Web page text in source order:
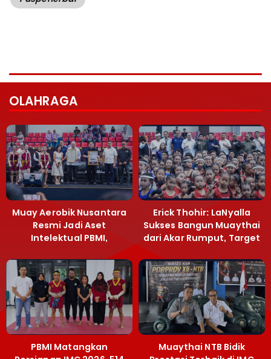
OLAHRAGA
Muay Aerobik Nusantara
Resmi Jadi Aset
Intelektual PBMI,
Terobosan Bangun
Grassroots
Erick Thohir: LaNyalla
Sukses Bangun Muaythai
dari Akar Rumput, Target
PBMI Matangkan
Muaythai NTB Bidik